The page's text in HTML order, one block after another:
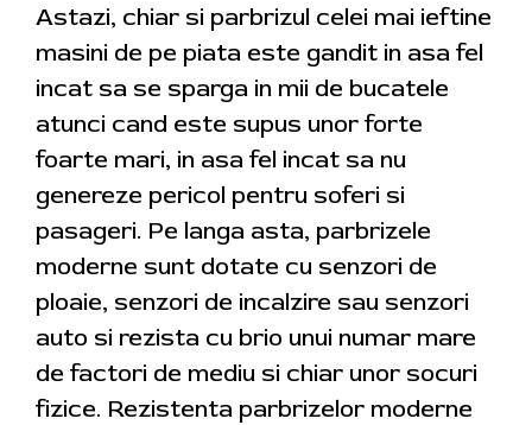
Astazi, chiar si parbrizul celei mai ieftine
masini de pe piata este gandit in asa fel
incat sa se sparga in mii de bucatele
atunci cand este supus unor forte
foarte mari, in asa fel incat sa nu
genereze pericol pentru soferi si
pasageri. Pe langa asta, parbrizele
moderne sunt dotate cu senzori de
ploaie, senzori de incalzire sau senzori
auto si rezista cu brio unui numar mare
de factori de mediu si chiar unor socuri
fizice. Rezistenta parbrizelor moderne